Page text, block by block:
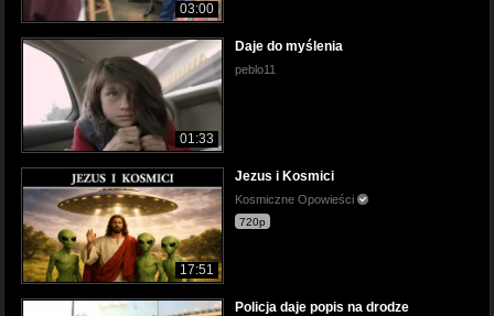
03:00
01:33
Daje do myślenia
peblo11
17:51
Jezus i Kosmici
Kosmiczne Opowieści
720p
Policja daje popis na drodze